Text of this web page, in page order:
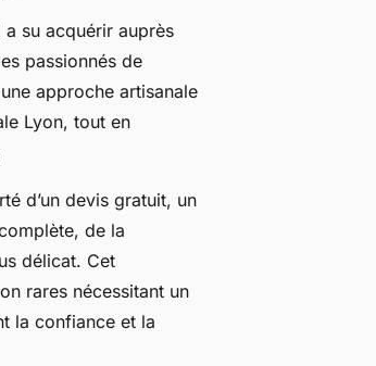
a su acquérir auprès
passionnés de
approche artisanale
Lyon, tout en
d’un devis gratuit, un
de la
délicat. Cet
rares nécessitant un
la confiance et la